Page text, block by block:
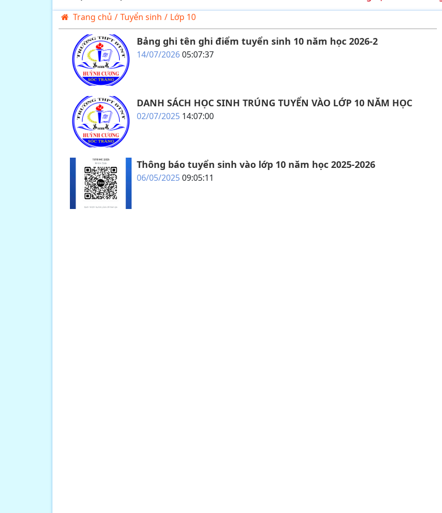
Trang chủ / Tuyển sinh / Lớp 10
Bảng ghi tên ghi điểm tuyển sinh 10 năm học 2026-2
14/07/202605:07:37
DANH SÁCH HỌC SINH TRÚNG TUYỂN VÀO LỚP 10 NĂM HỌC
02/07/2025 14:07:00
Thông báo tuyển sinh vào lớp 10 năm học 2025-2026
06/05/202509:05:11